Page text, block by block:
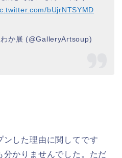
bUjrNTSYMD
か展 (@GalleryArtsoup)
ンした理由に関してです
分かりませんでした。ただ